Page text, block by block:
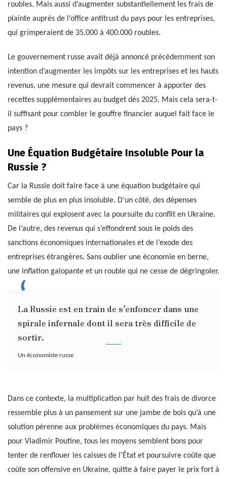
roubles. Mais aussi d’augmenter substantiellement les frais de
plainte auprès de l’office antitrust du pays pour les entreprises,
qui grimperaient de 35.000 à 400.000 roubles.
Le gouvernement russe avait déjà annoncé précédemment son
intention d’augmenter les impôts sur les entreprises et les hauts
revenus, une mesure qui devrait commencer à apporter des
recettes supplémentaires au budget dès 2025. Mais cela sera-t-
il suffisant pour combler le gouffre financier auquel fait face le
pays ?
Une Équation Budgétaire Insoluble Pour la
Russie ?
Car la Russie doit faire face à une équation budgétaire qui
semble de plus en plus insoluble. D’un côté, des dépenses
militaires qui explosent avec la poursuite du conflit en Ukraine.
De l’autre, des revenus qui s’effondrent sous le poids des
sanctions économiques internationales et de l’exode des
entreprises étrangères. Sans oublier une économie en berne,
une inflation galopante et un rouble qui ne cesse de dégringoler.
La Russie est en train de s’enfoncer dans une
spirale infernale dont il sera très difficile de
sortir.
Un économiste russe
Dans ce contexte, la multiplication par huit des frais de divorce
ressemble plus à un pansement sur une jambe de bois qu’à une
solution pérenne aux problèmes économiques du pays. Mais
pour Vladimir Poutine, tous les moyens semblent bons pour
tenter de renflouer les caisses de l’État et poursuivre coûte que
coûte son offensive en Ukraine, quitte à faire payer le prix fort à